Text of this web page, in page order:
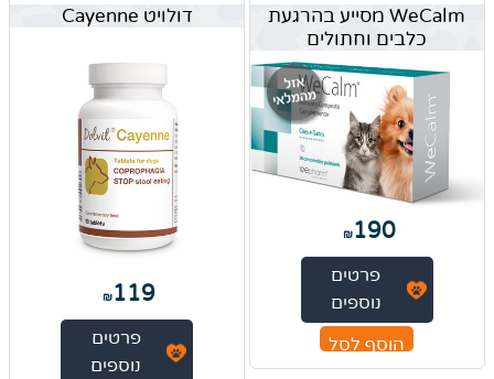
WeCalm מסייע בהרגעת
כלבים וחתולים
₪190
פרטים
נוספים
הוסף לסל
דולויט Cayenne
₪119
פרטים
נוספים